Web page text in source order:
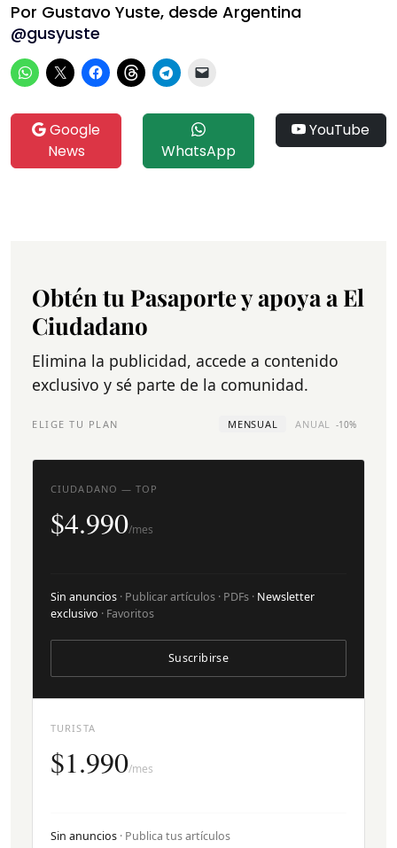
Por Gustavo Yuste, desde Argentina
@gusyuste
Google
News
WhatsApp
YouTube
Obtén tu Pasaporte y apoya a El
Ciudadano
Elimina la publicidad, accede a contenido
exclusivo y sé parte de la comunidad.
ELIGE TU PLAN MENSUAL ANUAL -10%
TURISTA
$1.990/mes
Sin anuncios · Publica tus artículos
CIUDADANO — TOP
$4.990/mes
Sin anuncios · Publicar artículos · PDFs · Newsletter
exclusivo · Favoritos
Suscribirse